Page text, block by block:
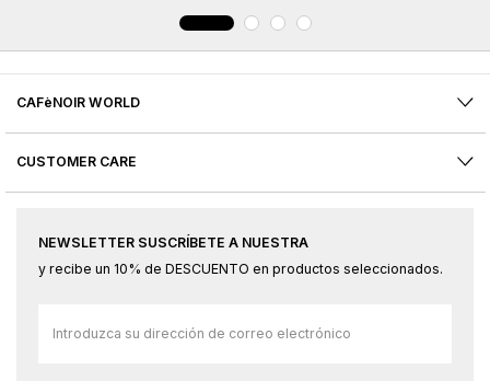
CAFèNOIR WORLD
CUSTOMER CARE
NEWSLETTER SUSCRÍBETE A NUESTRA
y recibe un 10% de DESCUENTO en productos seleccionados.